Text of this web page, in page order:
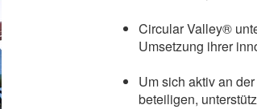
Circular Valley®
Umsetzung ihrer
Um sich aktiv an
beteiligen,